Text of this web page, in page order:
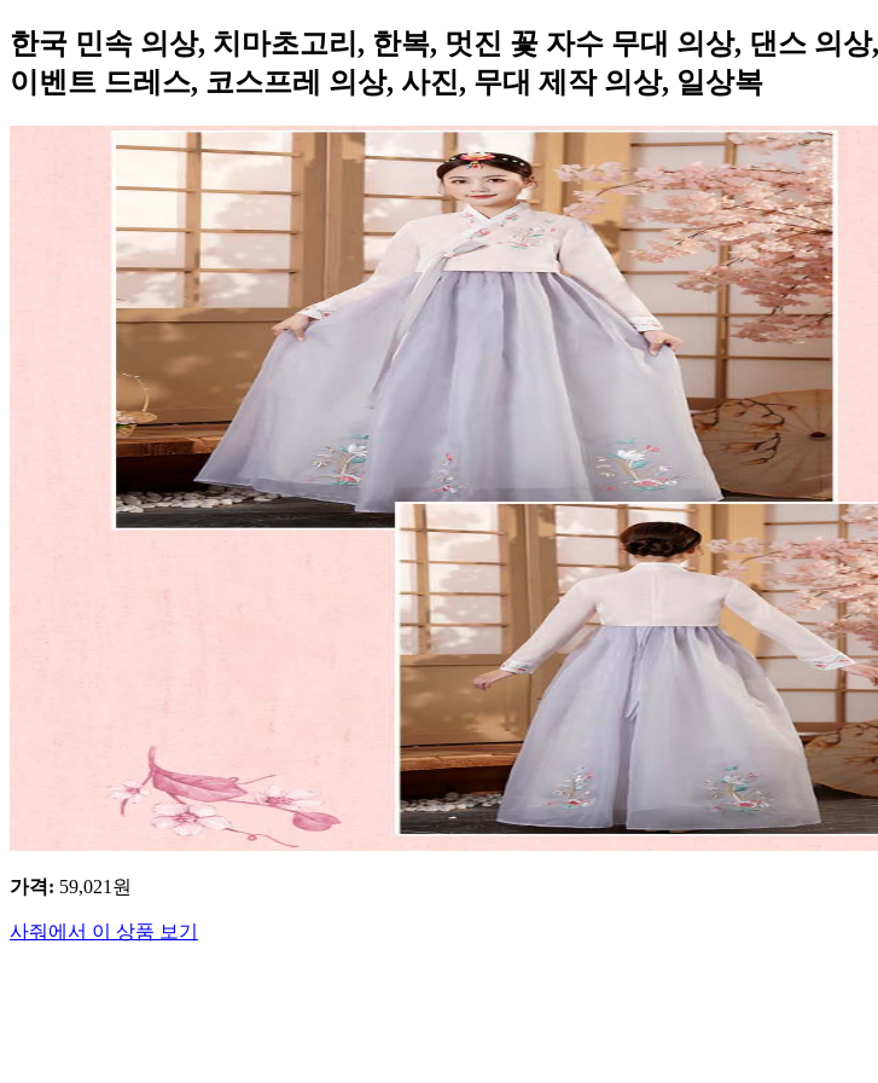
한국 민속 의상, 치마초고리, 한복, 멋진 꽃 자수 무대 의상, 댄스 의
이벤트 드레스, 코스프레 의상, 사진, 무대 제작 의상, 일상복
가격: 59,021 원
사줘에서 이 상품 보기